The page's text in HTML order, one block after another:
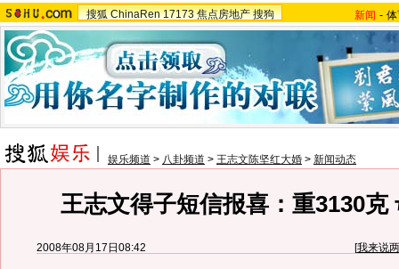
搜狐 ChinaRen 17173 焦点房地产 搜狗 新闻 -
娱乐频道 > 八卦频道 > 王志文陈坚红大婚 > 新闻动态
王志文得子短信报喜：重3130克
2008年08月17日08:42 [我来说